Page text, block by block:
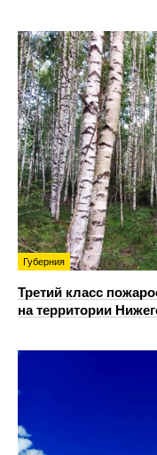
Губерния
Третий класс
на территории